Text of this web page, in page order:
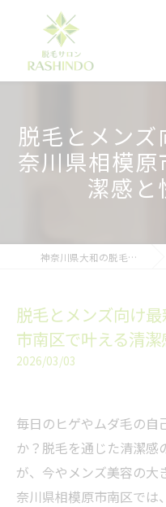
脱毛とメン
奈川県相模
潔感と
神奈川県大和の脱毛ならメンズ脱毛サロンRASHINDO大和店
脱毛とメンズ向け
市南区で叶える清
2026/03/03
毎日のヒゲやムダ毛の自
か？脱毛を通じた清潔
が、今やメンズ美容の大
奈川県相模原市南区では